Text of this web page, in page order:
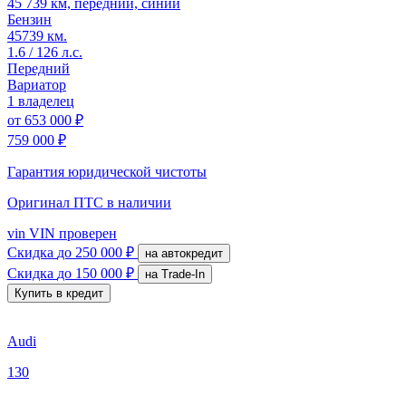
Бензин
45739 км.
1.6 / 126 л.с.
Передний
Вариатор
1 владелец
от 653 000 ₽
759 000 ₽
Гарантия юридической чистоты
Оригинал ПТС в наличии
vin VIN проверен
Скидка до 250 000 ₽ на автокредит
Скидка до 150 000 ₽
на Trade-In
Купить в кредит
Audi
130